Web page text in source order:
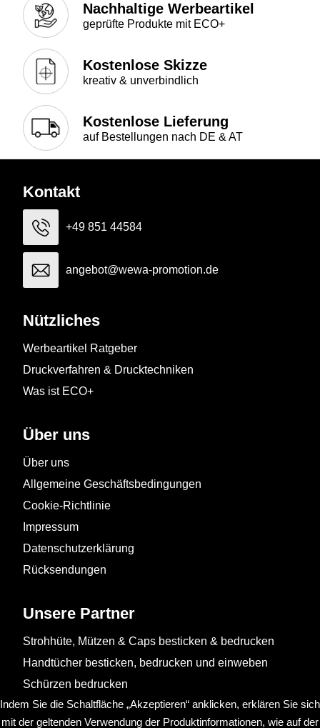
Nachhaltige Werbeartikel
geprüfte Produkte mit ECO+
Kostenlose Skizze
kreativ & unverbindlich
Kostenlose Lieferung
auf Bestellungen nach DE & AT
Kontakt
+49 851 44584
angebot@wewa-promotion.de
Nützliches
Werbeartikel Ratgeber
Druckverfahren & Drucktechniken
Was ist ECO+
Über uns
Über uns
Allgemeine Geschäftsbedingungen
Cookie-Richtlinie
Impressum
Datenschutzerklärung
Rücksendungen
Unsere Partner
Strohhüte, Mützen & Caps besticken & bedrucken
Handtücher besticken, bedrucken und einweben
Schürzen bedrucken
Indem Sie die Schaltfläche „Akzeptieren“ anklicken, erklären Sie sich
mit der geltenden Verwendung der Produktinformationen, wie auf der